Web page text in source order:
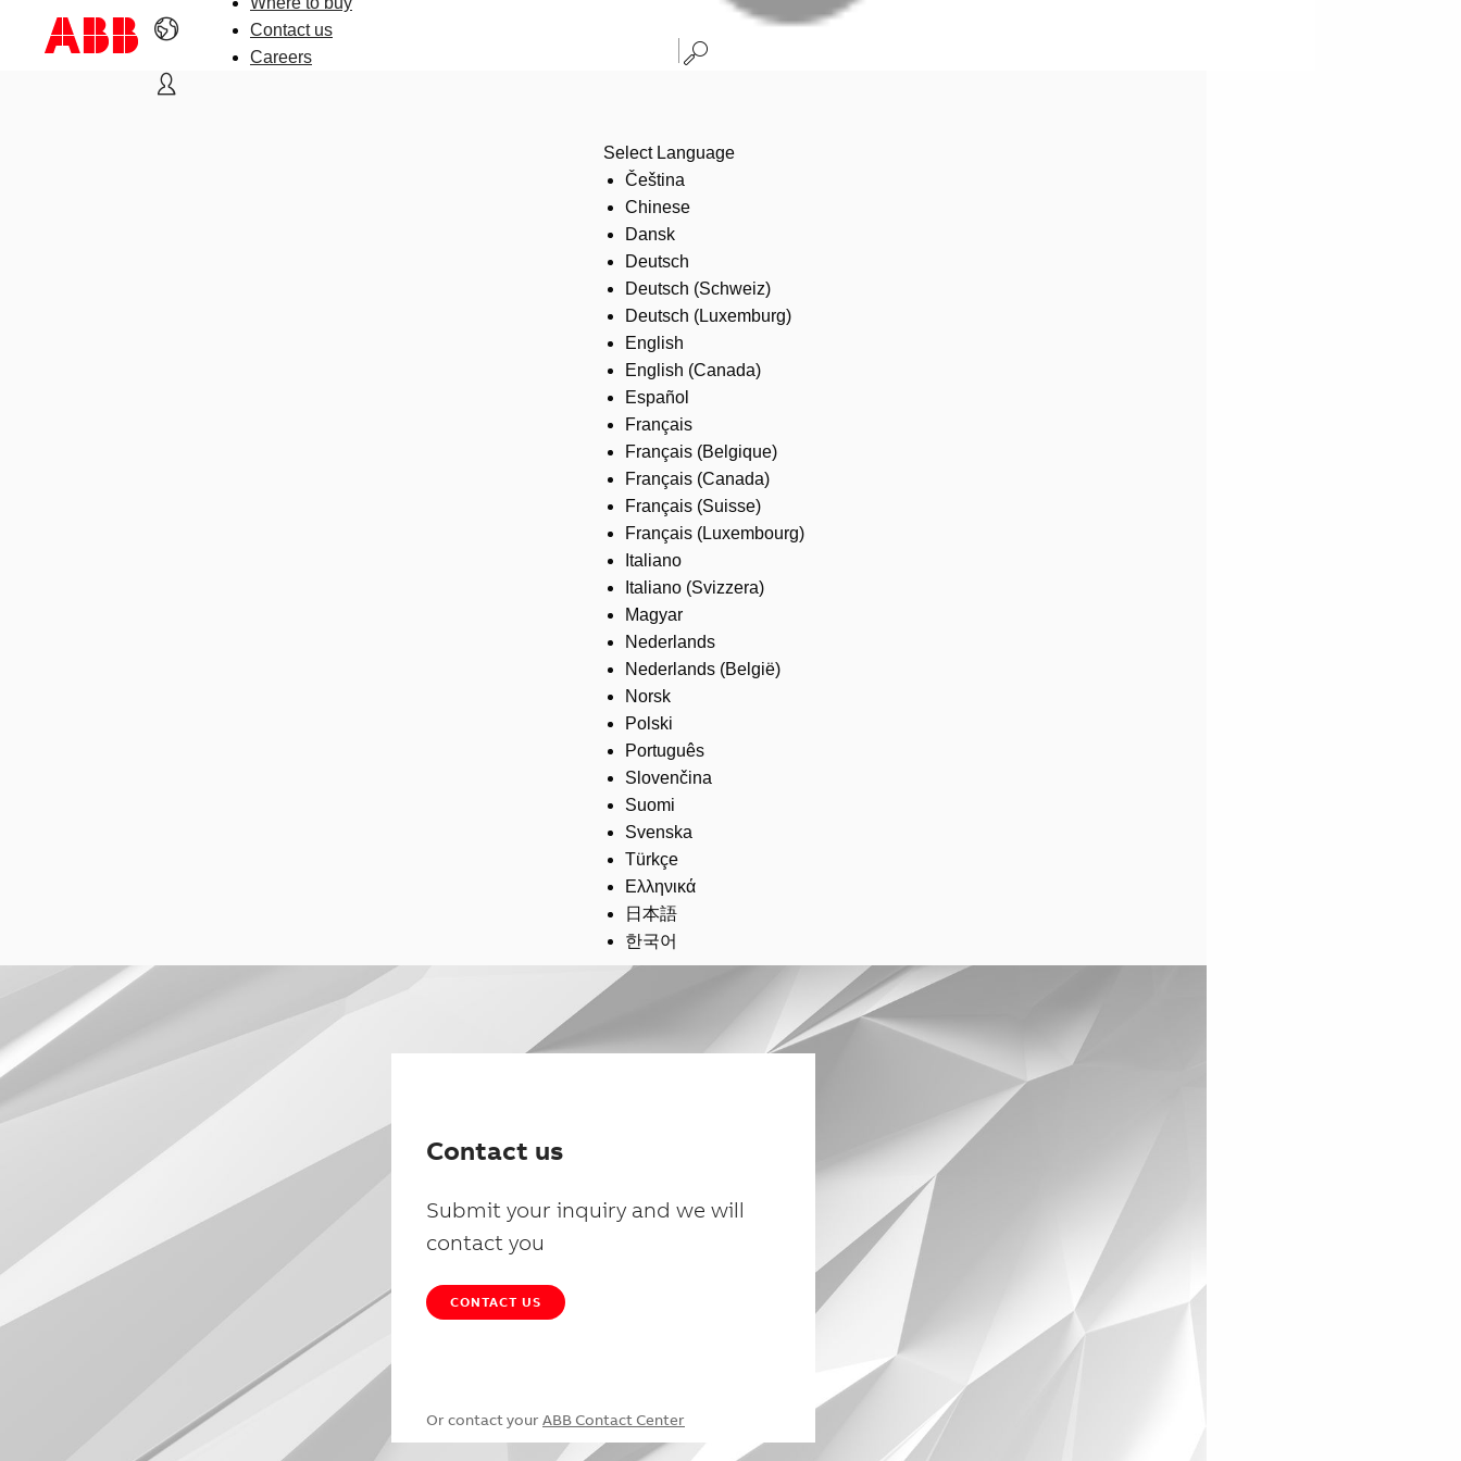
Contact us
Careers
Select Language
Čeština
Chinese
Dansk
Deutsch
Deutsch (Schweiz)
Deutsch (Luxemburg)
English
English (Canada)
Español
Français
Français (Belgique)
Français (Canada)
Français (Suisse)
Français (Luxembourg)
Italiano
Italiano (Svizzera)
Magyar
Nederlands
Nederlands (België)
Norsk
Polski
Português
Slovenčina
Suomi
Svenska
Türkçe
Ελληνικά
日本語
한국어
Contact us
Submit your inquiry and we will
contact you
CONTACT US
Or contact your ABB Contact Center